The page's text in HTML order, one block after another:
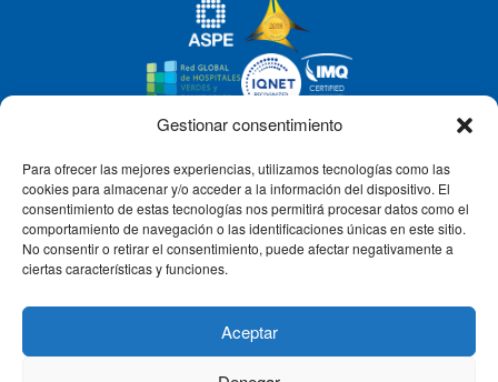
Gestionar consentimiento
Para ofrecer las mejores experiencias, utilizamos tecnologías como las
cookies para almacenar y/o acceder a la información del dispositivo. El
consentimiento de estas tecnologías nos permitirá procesar datos como el
comportamiento de navegación o las identificaciones únicas en este sitio.
No consentir o retirar el consentimiento, puede afectar negativamente a
ciertas características y funciones.
Aceptar
CLÍNICA CEMTRO
QUIÉNES SOMOS